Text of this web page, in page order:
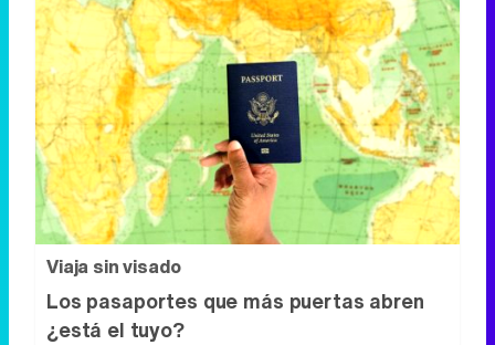
Viaja sin visado
Los pasaportes que más puertas abren
¿está el tuyo?